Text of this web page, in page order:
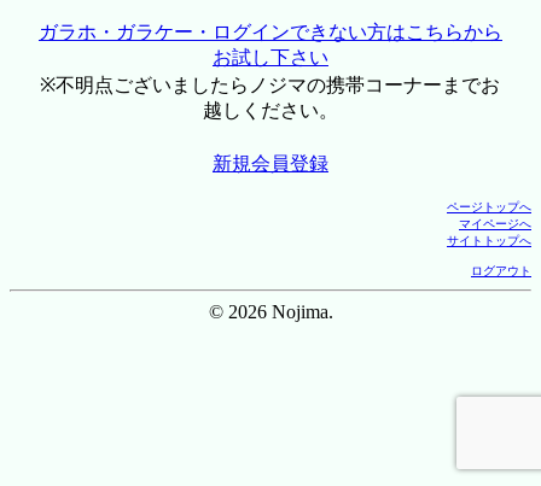
ガラホ・ガラケー・ログインできない方はこちらから
お試し下さい
※不明点ございましたらノジマの携帯コーナーまでお
越しください。
新規会員登録
ページトップへ
マイページへ
サイトトップへ
ログアウト
© 2026 Nojima.